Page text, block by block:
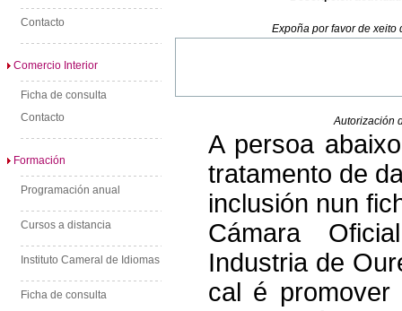
Contacto
Comercio Interior
Ficha de consulta
Contacto
Formación
Programación anual
Cursos a distancia
Instituto Cameral de Idiomas
Ficha de consulta
Expoña por favor de xeito
Autorización
A persoa
tratamento de
inclusión nun
Cámara
Industria de
cal é